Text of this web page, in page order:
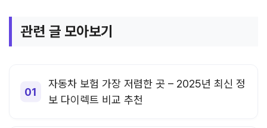
관련 글 모아보기
자동차 보험 가장 저렴한 곳 – 2025년 최신 정
보 다이렉트 비교 추천